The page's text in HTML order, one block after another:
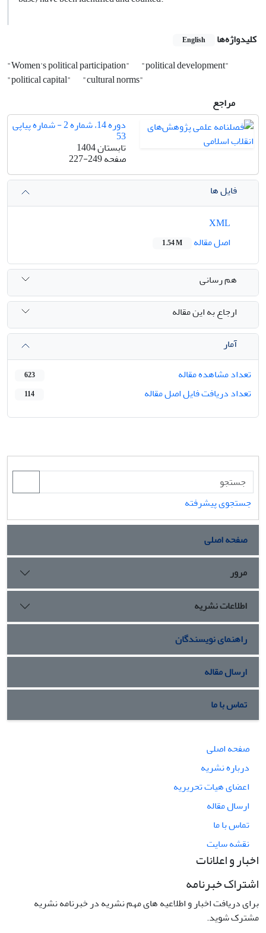
کلیدواژه‌ها English
"Women's political participation"
"political development"
"political capital"
"cultural norms"
مراجع
دوره 14، شماره 2 - شماره پیاپی
53
تابستان 1404
صفحه227-249
فایل ها
اصل مقاله
1.54 M
هم رسانی
ارجاع به این مقاله
آمار
تعداد مشاهده مقاله
623
تعداد دریافت فایل اصل مقاله 114
جستجوی پیشرفته
صفحه اصلی
مرور
اطلاعات نشریه
راهنمای نویسندگان
ارسال مقاله
تماس با ما
صفحه اصلی
درباره نشریه
اعضای هیات تحریریه
ارسال مقاله
تماس با ما
نقشه سایت
اخبار و اعلانات
اشتراک خبرنامه
برای دریافت اخبار و اطلاعیه های مهم نشریه در خبرنامه نشریه
مشترک شوید.